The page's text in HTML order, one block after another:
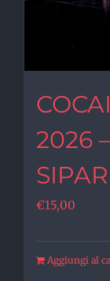
2026
€15,00
Aggiungi al